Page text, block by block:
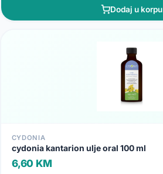
Dodaj u korpu
CYDONIA
cydonia kantarion ulje oral 100 ml
6,60 KM